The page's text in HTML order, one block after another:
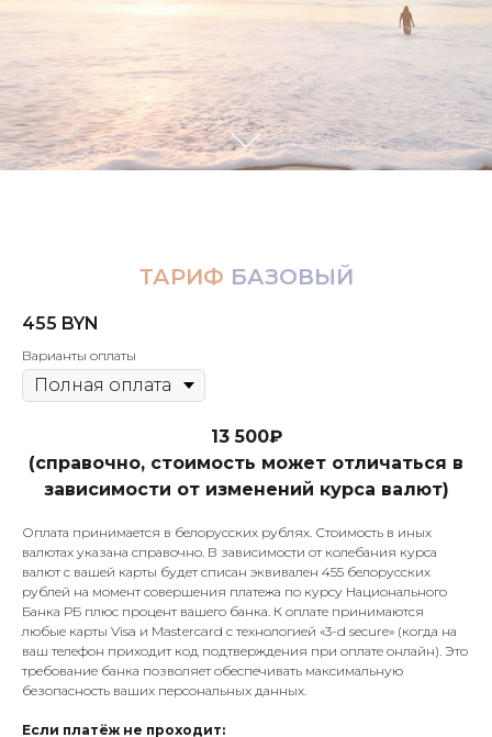
ТАРИФ БАЗОВЫЙ
455 BYN
Варианты оплаты
13 500₽
(справочно, стоимость может отличаться в
зависимости от изменений курса валют)
Оплата принимается в белорусских рублях. Стоимость в иных
валютах указана справочно. В зависимости от колебания курса
валют с вашей карты будет списан эквивален 455 белорусских
рублей на момент совершения платежа по курсу Национального
Банка РБ плюс процент вашего банка. К оплате принимаются
любые карты Visa и Mastercard с технологией «3-d secure» (когда на
ваш телефон приходит код подтверждения при оплате онлайн). Это
требование банка позволяет обеспечивать максимальную
безопасность ваших персональных данных.
Если платёж не проходит: